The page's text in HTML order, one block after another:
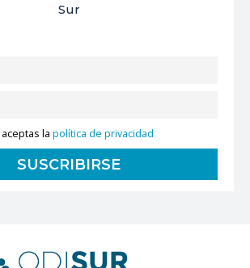
Sur
aceptas lapolítica de privacidad